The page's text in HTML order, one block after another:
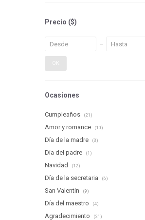
Precio ($)
OK
Ocasiones
Cumpleaños (21)
Amor y romance (10)
Día de la madre (3)
Día del padre (1)
Navidad (12)
Día de la secretaria (6)
San Valentín (9)
Día del maestro (4)
Agradecimiento (21)